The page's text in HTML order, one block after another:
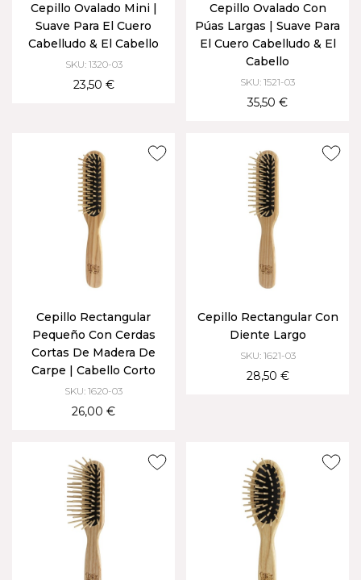
Cepillo Ovalado Mini |
Suave Para El Cuero
Cabelludo & El Cabello
SKU: 1320-03
23,50 €
Cepillo Ovalado Con
Púas Largas | Suave Para
El Cuero Cabelludo & El
Cabello
SKU: 1521-03
35,50 €
Cepillo Rectangular
Pequeño Con Cerdas
Cortas De Madera De
Carpe | Cabello Corto
SKU: 1620-03
26,00 €
Cepillo Rectangular Con
Diente Largo
SKU: 1621-03
28,50 €